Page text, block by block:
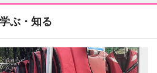
学ぶ・知る